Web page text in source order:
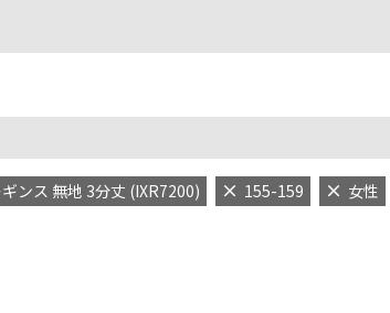
ンス 無地 3分丈 (IXR7200) 155-159 女性